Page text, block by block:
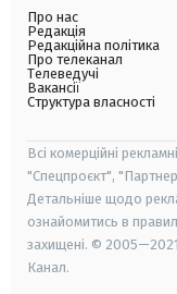
Про нас
Редакція
Редакційна політика
Про телеканал
Телеведучі
Вакансії
Структура власності
Всі комерційні
"Спецпроєкт",
Детальніше щодо
ознайомитись в
захищені. ©
Канал.